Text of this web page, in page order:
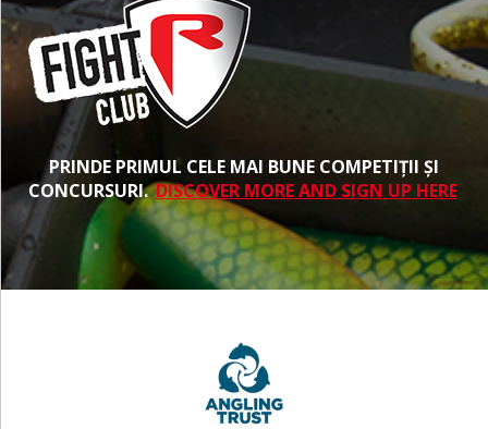
PRINDE PRIMUL CELE MAI BUNE COMPETIȚII ȘI
CONCURSURI.DISCOVER MORE AND SIGN UP HERE